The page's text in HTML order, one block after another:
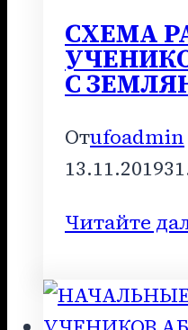
СХЕМА
С
Отufoadmin
13.11.2019
Читайте